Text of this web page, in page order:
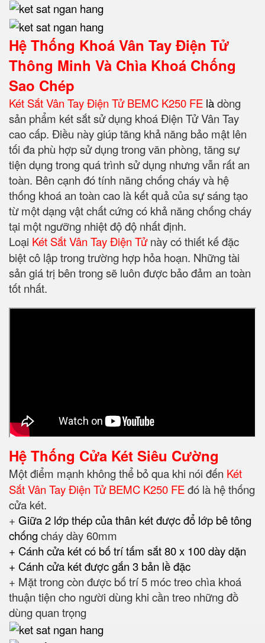
Hệ Thống Khoá Vân Tay Điện Tử
Thông Minh Và Chìa Khoá Chống
Sao Chép
Két Sắt Vân Tay Điện Tử BEMC K250 FE làdòng
sản phẩm két sắt sử dụng khoá Điện Tử Vân Tay
cao cấp. Điều này giúp tăng khả năng bảo mật lên
tối đa phù hợp sử dụng trong văn phòng, tăng sự
tiện dụng trong quá trình sử dụng nhưng vẫn rất an
toàn. Bên cạnh đó tính năng chống cháy và hệ
thống khoá an toàn cao là kết quả của sự sáng tạo
từ một dạng vật chất cứng có khả năng chống cháy
tại một ngưỡng nhiệt độ độ nhất định.
Loại Két Sắt Vân Tay Điện Tử này có thiết kế đặc
biệt cô lập trong trường hợp hỏa hoạn. Những tài
sản giá trị bên trong sẽ luôn được bảo đảm an toàn
tốt nhất.
Hệ Thống Cửa Két Siêu Cường
Một điểm mạnh không thể bỏ qua khi nói đến Két
Sắt Vân Tay Điện Tử BEMC K250 FEđó là hệ thống
cửa két.
+ Giữa 2 lớp thép của thân két được đổ lớp bê tông
chốngcháy dày 60mm
+ Cánh cửa két có bố trí tấm sắt 80 x 100 dày dặn
+ Cánh cửa két được gắn 3 bản lề đặc
+ Mặt trong còn được bố trí 5 móc treo chìa khoá
thuận tiện cho người dùng khi cần treo những đồ
dùng quan trọng